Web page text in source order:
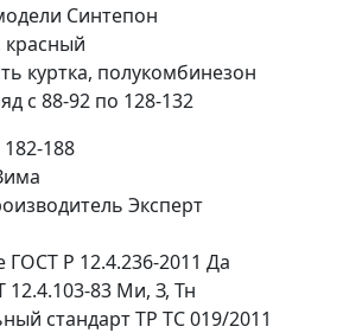
Синтепон
красный
куртка, полукомбинезон
с 88-92 по 128-132
182-188
Эксперт
ГОСТ Р 12.4.236-2011 Да
83 Ми, З, Тн
стандартТР ТС 019/2011